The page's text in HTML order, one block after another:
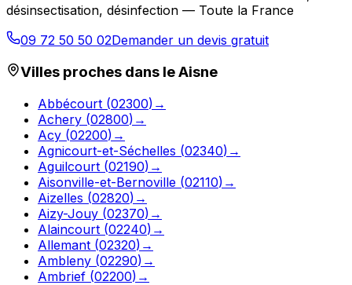
désinsectisation, désinfection — Toute la France
09 72 50 50 02Demander un devis gratuit
Villes proches dans leAisne
Abbécourt (02300) →
Achery (02800) →
Acy (02200) →
Agnicourt-et-Séchelles (02340) →
Aguilcourt (02190) →
Aisonville-et-Bernoville (02110) →
Aizelles (02820) →
Aizy-Jouy (02370) →
Alaincourt (02240) →
Allemant (02320) →
Ambleny (02290) →
Ambrief (02200) →